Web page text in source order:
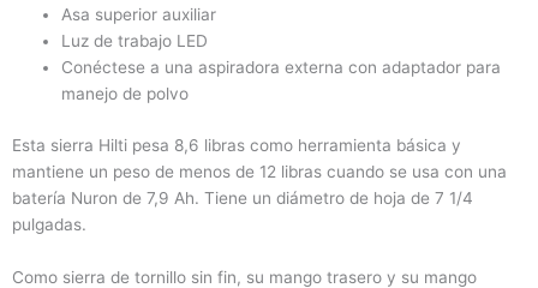
Asa superior auxiliar
Luz de trabajo LED
Conéctese a una aspiradora externa con adaptador para
manejo de polvo
Esta sierra Hilti pesa 8,6 libras como herramienta básica y
mantiene un peso de menos de 12 libras cuando se usa con una
batería Nuron de 7,9 Ah. Tiene un diámetro de hoja de 7 1/4
pulgadas.
Como sierra de tornillo sin fin, su mango trasero y su mango